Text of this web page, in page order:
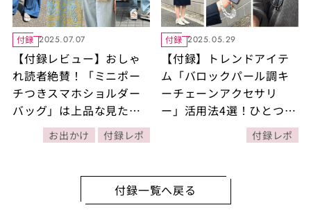
付録 2025.07.07
【付録レビュー】おしゃ
れ読者絶賛！「ミニポー
チつきスマホショルダー
バッグ」は上品な見た目
で、必要なものがすべて
入れられる機能も充実！
お出かけ 付録レポ
付録 2025.05.29
【付録】トレンドアイテ
ム「バロックパール調キ
ーチェーンアクセサリ
ー」活用法4選！ひとつ加
えるだけでトレンド感の
付録レポ
付録一覧へ戻る